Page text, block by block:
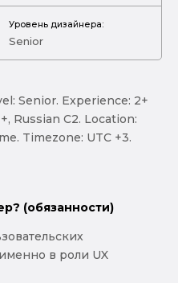
Уровень дизайнера:
Senior
Senior. Experience: 2+
Russian C2. Location:
Timezone: UTC +3.
(обязанности)
в роли UX